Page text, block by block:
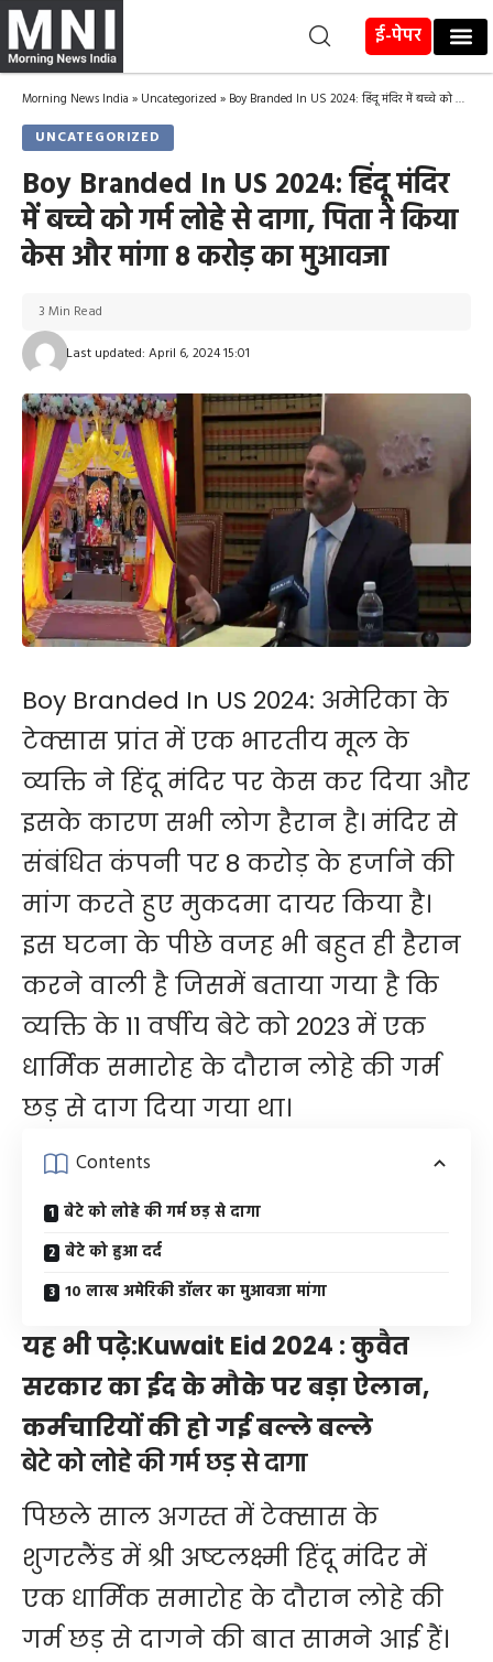
ई-पेपर
Morning News India » Uncategorized » Boy Branded In US 2024: हिंदू मंदिर में बच्चे को गर्म लोहे से दागा, पिता ने किया केस और मांगा 8 करोड़ का मुआवजा
UNCATEGORIZED
Boy Branded In US 2024: हिंदू मंदिर
में बच्चे को गर्म लोहे से दागा, पिता ने किया
केस और मांगा 8 करोड़ का मुआवजा
Last updated: April 6, 2024 15:01
3 Min Read
Boy Branded In US 2024: अमेरिका के
टेक्सास प्रांत में एक भारतीय मूल के
व्यक्ति ने हिंदू मंदिर पर केस कर दिया और
इसके कारण सभी लोग हैरान है। मंदिर से
संबंधित कंपनी पर 8 करोड़ के हर्जाने की
मांग करते हुए मुकदमा दायर किया है।
इस घटना के पीछे वजह भी बहुत ही हैरान
करने वाली है जिसमें बताया गया है कि
व्यक्ति के 11 वर्षीय बेटे को 2023 में एक
धार्मिक समारोह के दौरान लोहे की गर्म
छड़ से दाग दिया गया था।
Contents
बेटे को लोहे की गर्म छड़ से दागा
बेटे को हुआ दर्द
10 लाख अमेरिकी डॉलर का मुआवजा मांगा
यह भी पढ़े:Kuwait Eid 2024 : कुवैत
सरकार का ईद के मौके पर बड़ा ऐलान,
कर्मचारियों की हो गई बल्ले बल्ले
बेटे को लोहे की गर्म छड़ से दागा
पिछले साल अगस्त में टेक्सास के
शुगरलैंड में श्री अष्टलक्ष्मी हिंदू मंदिर में
एक धार्मिक समारोह के दौरान लोहे की
गर्म छड़ से दागने की बात सामने आई हैं।